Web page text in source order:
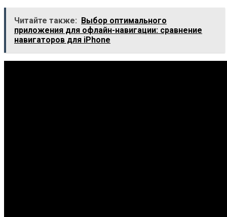
Читайте также: Выбор оптимального
приложения для офлайн-навигации: сравнение
навигаторов для iPhone